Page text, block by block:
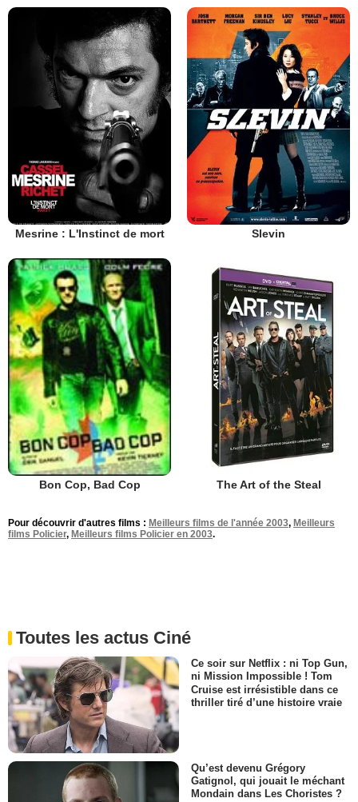
Mesrine : L'Instinct de mort Slevin
Bon Cop, Bad Cop The Art of the Steal
Pour découvrir d'autres films : Meilleurs films de l'année 2003, Meilleurs
films Policier, Meilleurs films Policier en 2003.
Toutes les actus Ciné
Ce soir sur Netflix : ni Top Gun,
ni Mission Impossible ! Tom
Cruise est irrésistible dans ce
thriller tiré d’une histoire vraie
Qu’est devenu Grégory
Gatignol, qui jouait le méchant
Mondain dans Les Choristes ?